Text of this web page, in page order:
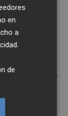
con
real
de
está
elevada
a
en
a
.
de